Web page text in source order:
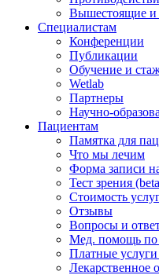
Вышестоящие и
Специалистам
Конференции
Публикации
Обучение и
Wetlab
Партнеры
Научно-
Пациентам
Памятка для
Что мы лечим
Форма записи
Тест зрения
Стоимость
Отзывы
Вопросы и
Мед. помощь
Платные
Лекарственное